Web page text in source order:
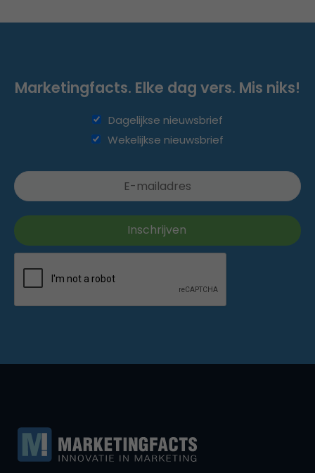
Marketingfacts. Elke dag vers. Mis niks!
Dagelijkse nieuwsbrief
Wekelijkse nieuwsbrief